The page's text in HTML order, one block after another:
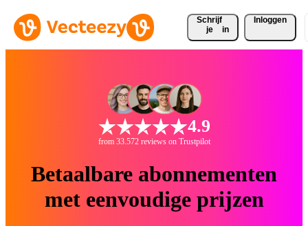
Schrijf
je
in
Inloggen
4.9
from 33.572 reviews on Trustpilot
Betaalbare abonnementen
met eenvoudige prijzen